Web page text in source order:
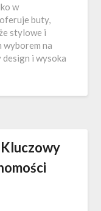
w
buty,
stylowe i
wyborem na
design i wysoka